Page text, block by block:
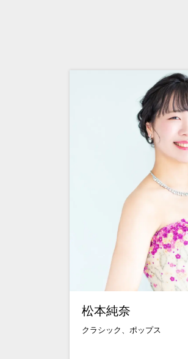
松本純奈
クラシック、ポップス